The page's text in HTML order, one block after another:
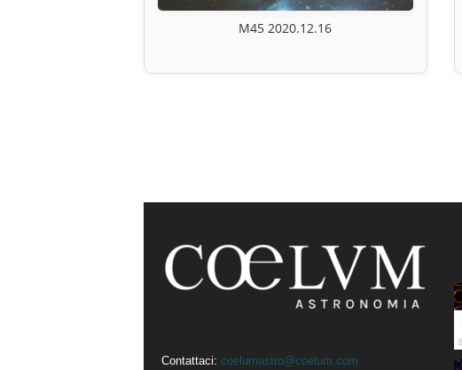
M45 2020.12.16
Contattaci: coelumastro@coelum.com